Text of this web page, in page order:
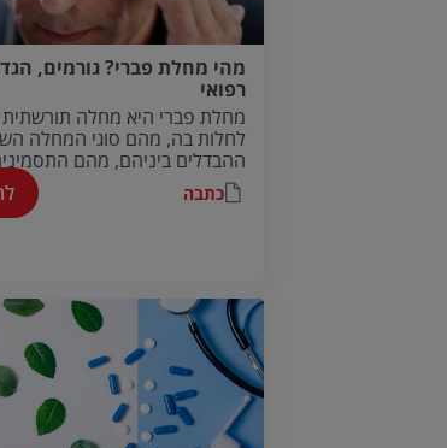
מהי מחלת פברי? גורמים,
רפואי
מחלת פברי היא מחלה תורשתית
לחלות בה, מהם סוגי המחלה
ההבדלים ביניהם, מהם
למחלה ואילו תרופות עשויות
כתבה